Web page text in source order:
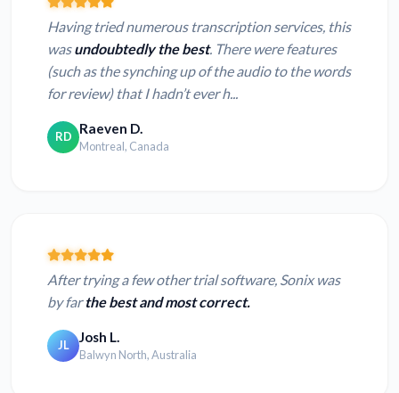
Having tried numerous transcription services, this
wasundoubtedly the best. There were features
(such as the synching up of the audio to the words
for review) that I hadn’t ever h...
RD Raeven D.
Montreal, Canada
After trying a few other trial software, Sonix was
by farthe best and most correct.
JL Josh L.
Balwyn North, Australia